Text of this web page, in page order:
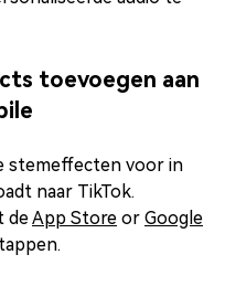
toevoegen aan
stemeffecten voor in
naar TikTok.
deApp Store or Google